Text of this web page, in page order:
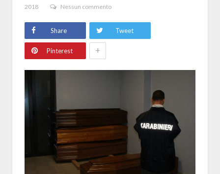
2018 Nessun commento
Share Tweet
Pinterest +